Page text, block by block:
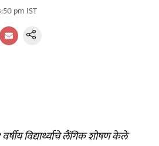
pm IST
विद्यार्थ्याचे लैंगिक शोषण केले